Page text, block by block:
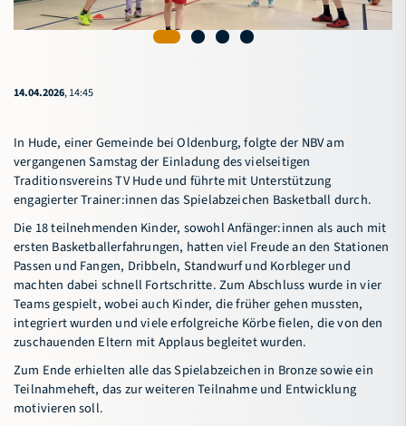
14.04.2026, 14:45
In Hude, einer Gemeinde bei Oldenburg, folgte der NBV am
vergangenen Samstag der Einladung des vielseitigen
Traditionsvereins TV Hude und führte mit Unterstützung
engagierter Trainer:innen das Spielabzeichen Basketball durch.
Die 18 teilnehmenden Kinder, sowohl Anfänger:innen als auch mit
ersten Basketballerfahrungen, hatten viel Freude an den Stationen
Passen und Fangen, Dribbeln, Standwurf und Korbleger und
machten dabei schnell Fortschritte. Zum Abschluss wurde in vier
Teams gespielt, wobei auch Kinder, die früher gehen mussten,
integriert wurden und viele erfolgreiche Körbe fielen, die von den
zuschauenden Eltern mit Applaus begleitet wurden.
Zum Ende erhielten alle das Spielabzeichen in Bronze sowie ein
Teilnahmeheft, das zur weiteren Teilnahme und Entwicklung
motivieren soll.